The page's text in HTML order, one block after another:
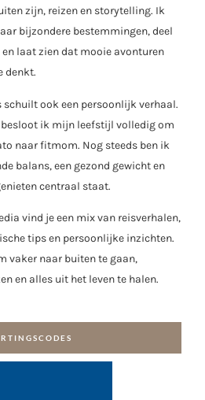
zijn, reizen en storytelling. Ik
bijzondere bestemmingen, deel
laat zien dat mooie avonturen
denkt.
ook een persoonlijk verhaal.
ik mijn leefstijl volledig om
naar fitmom. Nog steeds ben ik
balans, een gezond gewicht en
centraal staat.
vind je een mix van reisverhalen,
tips en persoonlijke inzichten.
vaker naar buiten te gaan,
en alles uit het leven te halen.